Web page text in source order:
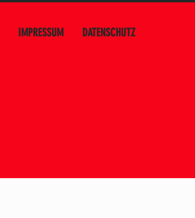
IMPRESSUM DATENSCHUTZ